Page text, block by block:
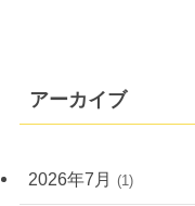
アーカイブ
2026年7月 (1)